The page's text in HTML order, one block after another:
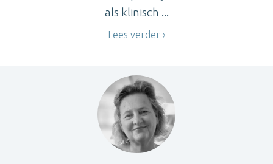
als klinisch ...
Lees verder